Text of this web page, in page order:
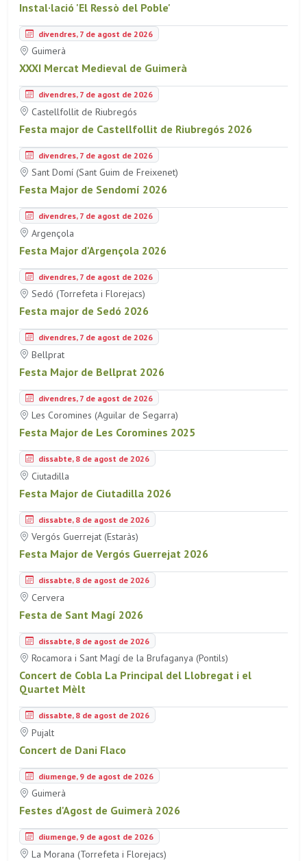
Instal·lació 'El Ressò del Poble'
divendres, 7 de agost de 2026
Guimerà
XXXI Mercat Medieval de Guimerà
divendres, 7 de agost de 2026
Castellfollit de Riubregós
Festa major de Castellfollit de Riubregós 2026
divendres, 7 de agost de 2026
Sant Domí (Sant Guim de Freixenet)
Festa Major de Sendomí 2026
divendres, 7 de agost de 2026
Argençola
Festa Major d'Argençola 2026
divendres, 7 de agost de 2026
Sedó (Torrefeta i Florejacs)
Festa major de Sedó 2026
divendres, 7 de agost de 2026
Bellprat
Festa Major de Bellprat 2026
divendres, 7 de agost de 2026
Les Coromines (Aguilar de Segarra)
Festa Major de Les Coromines 2025
dissabte, 8 de agost de 2026
Ciutadilla
Festa Major de Ciutadilla 2026
dissabte, 8 de agost de 2026
Vergós Guerrejat (Estaràs)
Festa Major de Vergós Guerrejat 2026
dissabte, 8 de agost de 2026
Cervera
Festa de Sant Magí 2026
dissabte, 8 de agost de 2026
Rocamora i Sant Magí de la Brufaganya (Pontils)
Concert de Cobla La Principal del Llobregat i el
Quartet Mèlt
dissabte, 8 de agost de 2026
Pujalt
Concert de Dani Flaco
diumenge, 9 de agost de 2026
Guimerà
Festes d'Agost de Guimerà 2026
diumenge, 9 de agost de 2026
La Morana (Torrefeta i Florejacs)